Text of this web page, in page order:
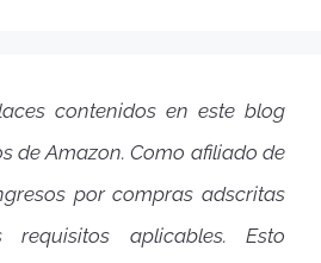
contenidos en este blog
de Amazon. Como afiliado de
por compras adscritas
aplicables. Esto